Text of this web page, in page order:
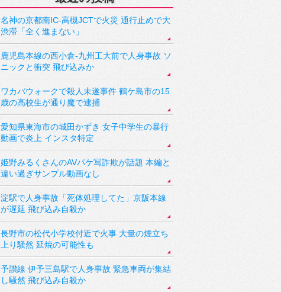
名神の京都南IC-高槻JCTで火災 通行止めで大
渋滞「全く進まない」
鹿児島本線の西小倉-九州工大前で人身事故 ソ
ニックと衝突 飛び込みか
ワカバウォークで殺人未遂事件 鶴ケ島市の15
歳の高校生が通り魔で逮捕
愛知県東海市の城田かずき 女子中学生の暴行
動画で炎上 インスタ特定
姫野みるくさんのAVパケ写詐欺が話題 本編と
違い過ぎサンプル動画なし
淀駅で人身事故「死体処理してた」京阪本線
が遅延 飛び込み自殺か
長野市の松代小学校付近で火事 大量の煙立ち
上り騒然 延焼の可能性も
予讃線 伊予三島駅で人身事故 緊急車両が集結
し騒然 飛び込み自殺か